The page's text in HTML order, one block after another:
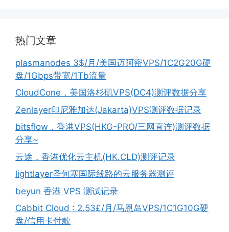
热门文章
plasmanodes 3$/月/美国迈阿密VPS/1C2G20G硬
盘/1Gbps带宽/1Tb流量
CloudCone，美国洛杉矶VPS(DC4)测评数据分享
Zenlayer印尼雅加达(Jakarta)VPS测评数据记录
bitsflow，香港VPS(HKG-PRO/三网直连)测评数据
分享~
云途，香港优化云主机(HK.CLD)测评记录
lightlayer圣何塞国际线路的云服务器测评
beyun 香港 VPS 测试记录
Cabbit Cloud : 2.53£/月/马恩岛VPS/1C1G10G硬
盘/信用卡付款